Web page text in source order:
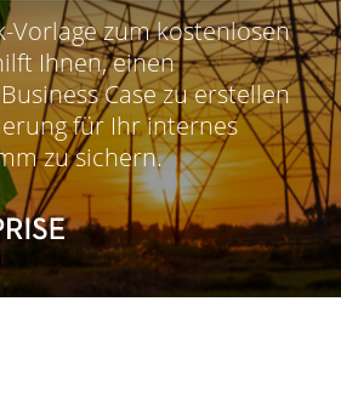
Vorlage zum kostenlosen
Ihnen, einen
Case zu erstellen
für Ihr internes
zu sichern.